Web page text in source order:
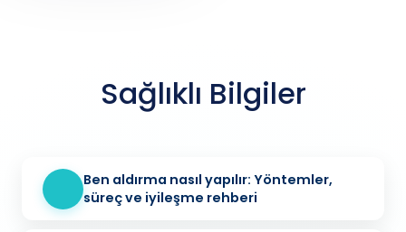
Sağlıklı Bilgiler
Ben aldırma nasıl yapılır: Yöntemler,
süreç ve iyileşme rehberi